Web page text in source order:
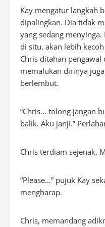
Kay mengatur langkah
dipalingkan. Dia tidak
yang sedang
di situ, akan lebih
Chris ditahan
memalukan dirinya
berlembut.
“Chris… tolong jangan
balik. Aku janji.”
Chris terdiam sejenak.
“Please…” pujuk Kay
mengharap.
Chris, memandang